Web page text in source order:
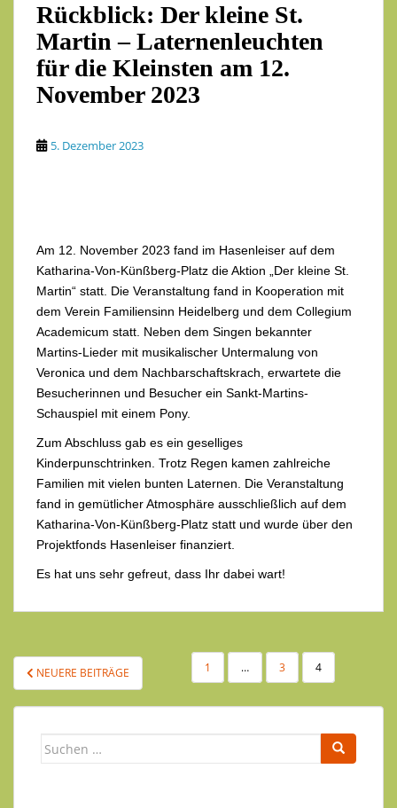
Rückblick: Der kleine St.
Martin – Laternenleuchten
für die Kleinsten am 12.
November 2023
5. Dezember 2023
Am 12. November 2023 fand im Hasenleiser auf dem
Katharina-Von-Künßberg-Platz die Aktion „Der kleine St.
Martin“ statt. Die Veranstaltung fand in Kooperation mit
dem Verein Familiensinn Heidelberg und dem Collegium
Academicum statt. Neben dem Singen bekannter
Martins-Lieder mit musikalischer Untermalung von
Veronica und dem Nachbarschaftskrach, erwartete die
Besucherinnen und Besucher ein Sankt-Martins-
Schauspiel mit einem Pony.
Zum Abschluss gab es ein geselliges
Kinderpunschtrinken. Trotz Regen kamen zahlreiche
Familien mit vielen bunten Laternen. Die Veranstaltung
fand in gemütlicher Atmosphäre ausschließlich auf dem
Katharina-Von-Künßberg-Platz statt und wurde über den
Projektfonds Hasenleiser finanziert.
Es hat uns sehr gefreut, dass Ihr dabei wart!
SEITENNUMMERIERUNG
DER
BEITRÄGE
NEUERE BEITRÄGE 1 … 3 4
Suchen